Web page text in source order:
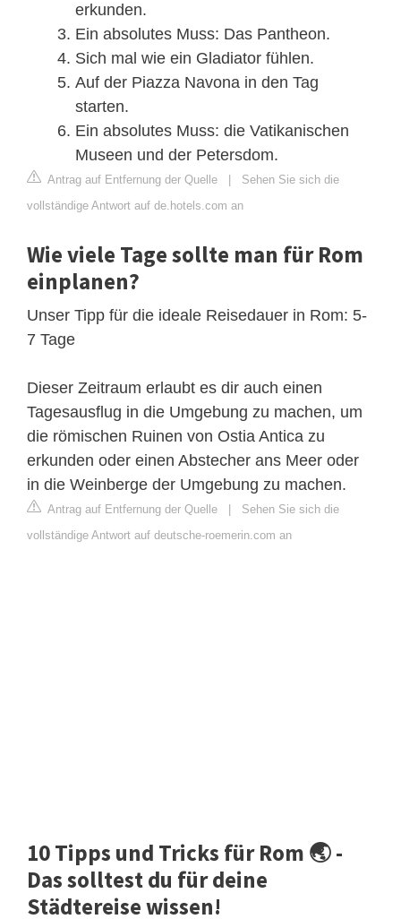
erkunden.
Ein absolutes Muss: Das Pantheon.
Sich mal wie ein Gladiator fühlen.
Auf der Piazza Navona in den Tag
starten.
Ein absolutes Muss: die Vatikanischen
Museen und der Petersdom.
Antrag auf Entfernung der Quelle
Sehen Sie sich die
vollständige Antwort auf de.hotels.com an
Wie viele Tage sollte man für Rom
einplanen?
Unser Tipp für die ideale Reisedauer in Rom: 5-
7 Tage
Dieser Zeitraum erlaubt es dir auch einen
Tagesausflug in die Umgebung zu machen, um
die römischen Ruinen von Ostia Antica zu
erkunden oder einen Abstecher ans Meer oder
in die Weinberge der Umgebung zu machen.
Antrag auf Entfernung der Quelle
Sehen Sie sich die
vollständige Antwort auf deutsche-roemerin.com an
10 Tipps und Tricks für Rom 🌏 -
Das solltest du für deine
Städtereise wissen!